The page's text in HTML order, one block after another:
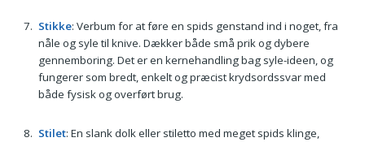
Stikke: Verbum for at føre en spids genstand ind i noget, fra
nåle og syle til knive. Dækker både små prik og dybere
gennemboring. Det er en kernehandling bag syle-ideen, og
fungerer som bredt, enkelt og præcist krydsordssvar med
både fysisk og overført brug.
Stilet: En slank dolk eller stiletto med meget spids klinge,